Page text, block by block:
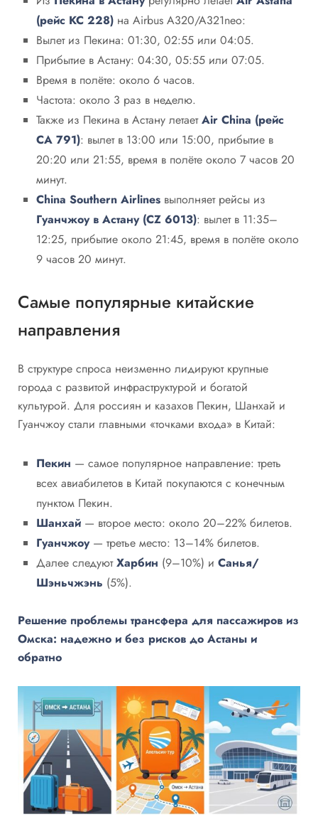
(рейс KC 228) на Airbus A320/A321neo:
Вылет из Пекина: 01:30, 02:55 или 04:05.
Прибытие в Астану: 04:30, 05:55 или 07:05.
Время в полёте: около 6 часов.
Частота: около 3 раз в неделю.
Также из Пекина в Астану летаетAir China (рейс
CA 791): вылет в 13:00 или 15:00, прибытие в
20:20 или 21:55, время в полёте около 7 часов 20
минут.
China Southern Airlines выполняет рейсы из
Гуанчжоу в Астану (CZ 6013): вылет в 11:35–
12:25, прибытие около 21:45, время в полёте около
9 часов 20 минут.
Самые популярные китайские
направления
В структуре спроса неизменно лидируют крупные
города с развитой инфраструктурой и богатой
культурой. Для россиян и казахов Пекин, Шанхай и
Гуанчжоу стали главными «точками входа» в Китай:
Пекин — самое популярное направление: треть
всех авиабилетов в Китай покупаются с конечным
пунктом Пекин.
Шанхай — второе место: около 20–22% билетов.
Гуанчжоу— третье место: 13–14% билетов.
Далее следуютХарбин (9–10%) и Санья/
Шэньчжэнь (5%).
Решение проблемы трансфера для пассажиров из
Омска: надежно и без рисков до Астаны и
обратно